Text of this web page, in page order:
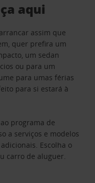
aqui
assim que
quer prefira um
um sedan
ou para um
para umas férias
para si estará à
programa de
a serviços e modelos
Escolha o
carro de aluguer.